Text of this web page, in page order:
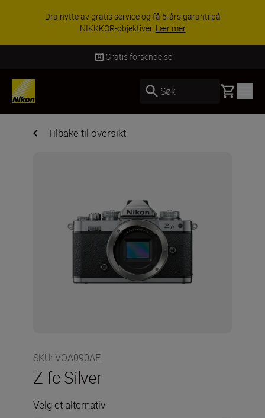
av gratis service og få 5-års garanti på
NIKKKOR-objektiver.Lær mer
Gratis forsendelse
Søk Basket
Tilbake til oversikt
SKU: VOA090AE
Z fc Silver
Velg et alternativ